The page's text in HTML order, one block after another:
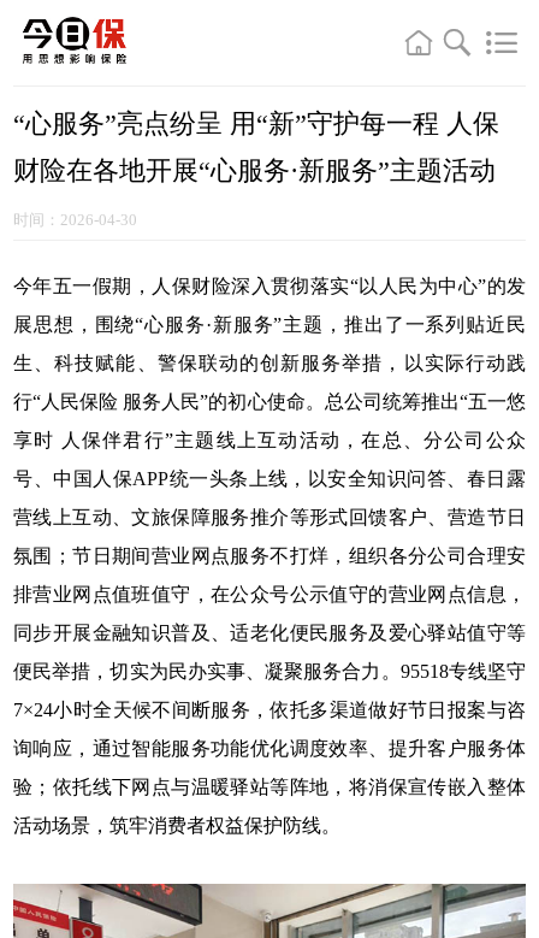
“心服务”亮点纷呈 用“新”守护每一程 人保
财险在各地开展“心服务·新服务”主题活动
时间：2026-04-30
今年五一假期，人保财险深入贯彻落实“以人民为中心”的发
展思想，围绕“心服务·新服务”主题，推出了一系列贴近民
生、科技赋能、警保联动的创新服务举措，以实际行动践
行“人民保险 服务人民”的初心使命。总公司统筹推出“五一悠
享时 人保伴君行”主题线上互动活动，在总、分公司公众
号、中国人保APP统一头条上线，以安全知识问答、春日露
营线上互动、文旅保障服务推介等形式回馈客户、营造节日
氛围；节日期间营业网点服务不打烊，组织各分公司合理安
排营业网点值班值守，在公众号公示值守的营业网点信息，
同步开展金融知识普及、适老化便民服务及爱心驿站值守等
便民举措，切实为民办实事、凝聚服务合力。95518专线坚守
7×24小时全天候不间断服务，依托多渠道做好节日报案与咨
询响应，通过智能服务功能优化调度效率、提升客户服务体
验；依托线下网点与温暖驿站等阵地，将消保宣传嵌入整体
活动场景，筑牢消费者权益保护防线。